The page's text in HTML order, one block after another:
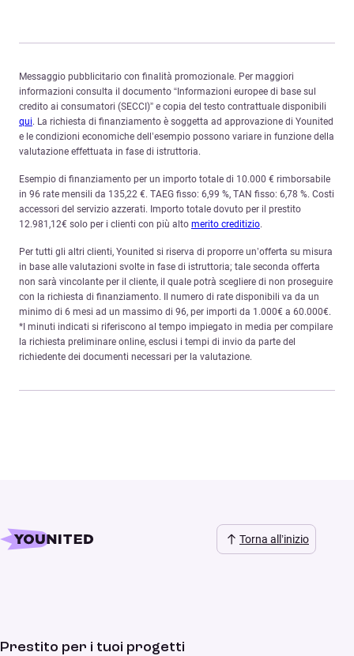
Messaggio pubblicitario con finalità promozionale. Per maggiori
informazioni consulta il documento “Informazioni europee di base sul
credito ai consumatori (SECCI)” e copia del testo contrattuale disponibili
qui. La richiesta di finanziamento è soggetta ad approvazione di Younited
e le condizioni economiche dell’esempio possono variare in funzione della
valutazione effettuata in fase di istruttoria.
Esempio di finanziamento per un importo totale di 10.000 € rimborsabile
in 96 rate mensili da 135,22 €. TAEG fisso: 6,99 %, TAN fisso: 6,78 %. Costi
accessori del servizio azzerati. Importo totale dovuto per il prestito
12.981,12€ solo per i clienti con più alto merito creditizio.
Per tutti gli altri clienti, Younited si riserva di proporre un’offerta su misura
in base alle valutazioni svolte in fase di istruttoria; tale seconda offerta
non sarà vincolante per il cliente, il quale potrà scegliere di non proseguire
con la richiesta di finanziamento. Il numero di rate disponibili va da un
minimo di 6 mesi ad un massimo di 96, per importi da 1.000€ a 60.000€.
*I minuti indicati si riferiscono al tempo impiegato in media per compilare
la richiesta preliminare online, esclusi i tempi di invio da parte del
richiedente dei documenti necessari per la valutazione.
Torna all’inizio
Prestito per i tuoi progetti